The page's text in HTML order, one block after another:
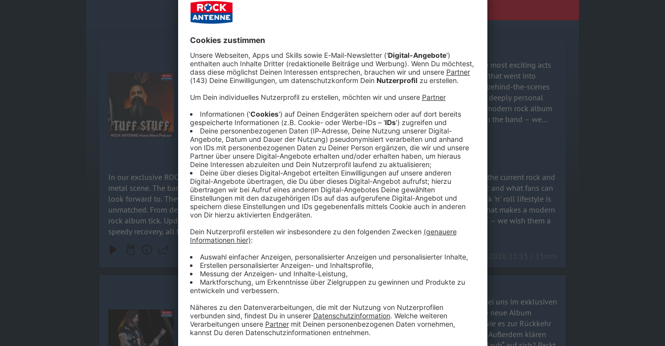
ALLE FOLGEN
Audiotitel - Tony Campos / STATIC-X
Tony Campos / STATIC-X
In our exclusive ROCK ANTENNE Interview, we sit down for a massive chat with one of the most exciting acts
in the current rock and metal scene. The band opens up about the blood, sweat, and tears that went into
crafting their brand-new music and what fans can look forward to. They share some killer behind-the-scenes
stories from the road, proving once again why the rock 'n' roll lifestyle is unmatched. From deeply personal
inspirations to technical studio insights, this conversation covers everything that makes a modern rock album
tick. Update: Unfortunately, the entire tour has been cancelled due to health reasons within the band – we
wish them a speedy recovery, all the best, and hope they'll be able to announce new tour dates very soon!
21.05.2026 11:15 / 15min
In our exclusive ROCK ANTENNE Interview, we sit down for a massive chat with one of the most exciting acts in the current rock and
metal scene. The band opens up about the blood, sweat, and tears that went into crafting their brand-new music and what fans can
look forward to. They share some killer behind-the-scenes stories from the road, proving once again why the rock 'n' roll lifestyle is
unmatched. From deeply personal inspirations to technical studio insights, this conversation covers everything that makes a modern
rock album tick. Update: Unfortunately, the entire tour has been cancelled due to health reasons within the band – we wish them a
speedy recovery, all the best, and hope they'll be able to announce new tour dates very soon!
Audiotitel - Gary Holt / EXODUS
Gary Holt / EXODUS
In dieser Folge von Tuff Stuff wird es brachial! Thrash-Legende Gary Holt von Exodus ist bei uns im exklusiven
ROCK ANTENNE Interview zu Gast. Er spricht mit unserem Metal Moser über das gewaltige neue Album
"Goliath" und wie sich die Band heute anfühlt. Ein besonderes Highlight: Gary verrät uns, wie es zur Rückkehr
des „neuen alten“ Sängers Rob Dukes kam und was das für den Sound der Band bedeutet. Außerdem klären